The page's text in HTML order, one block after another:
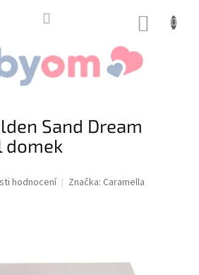
Sand Dream
domek
hodnocení Značka: Caramella